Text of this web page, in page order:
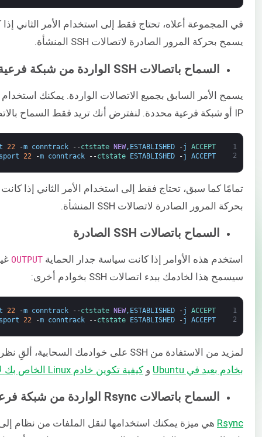
في المجموعة أعلاه، تحتاج فقط إلى استخدام الأمر الثاني
يسمح بحركة المرور الصادرة لاتصالات SSH المنشأة.
السماح باتصالات SSH الواردة من شبكة فرعية
يسمح الأمر السابق بجميع الاتصالات الواردة. يمكنك
IP أو شبكة فرعية محددة. لنفترض أنك تريد فقط السماح بالاتصالات الواردة من شبكة ​
1
2
22 -m conntrack --ctstate NEW, ESTABLISHED -j
ACCEPT
22 -m conntrack --ctstate ESTABLISHED -j ACCEPT
تمامًا كما سبق، تحتاج فقط إلى استخدام الأمر الثاني إذا
بحركة المرور الصادرة لاتصالات SSH المنشأة.
السماح باتصالات SSH الصادرة
استخدم هذه الأوامر إذا كانت سياسة جدار الحماية ​OUTPUT
سيسمح هذا لخادمك ببدء اتصالات SSH بخوادم أخرى:
1
2
22 -m conntrack --ctstate NEW, ESTABLISHED -j
ACCEPT
22 -m conntrack --ctstate ESTABLISHED -j ACCEPT
لمزيد من الاستفادة من SSH على خوادمك السحابية، ألقِ نظرة على دروسنا التعليمية حول ​
بخادم بعيد في Ubuntu
​و كيفية تكوين خادم Linux الخاص بك لاستخدام المصادقة القائمة على مفتاح SSH
السماح باتصالات Rsync الواردة من شبكة فرعية
Rsync